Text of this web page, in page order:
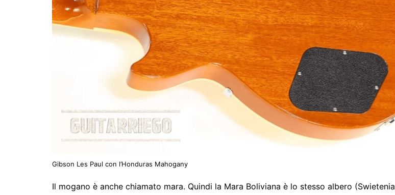
Gibson Les Paul con l’Honduras Mahogany
Il mogano è anche chiamato mara. Quindi la Mara Boliviana è lo stesso albero (Swietenia